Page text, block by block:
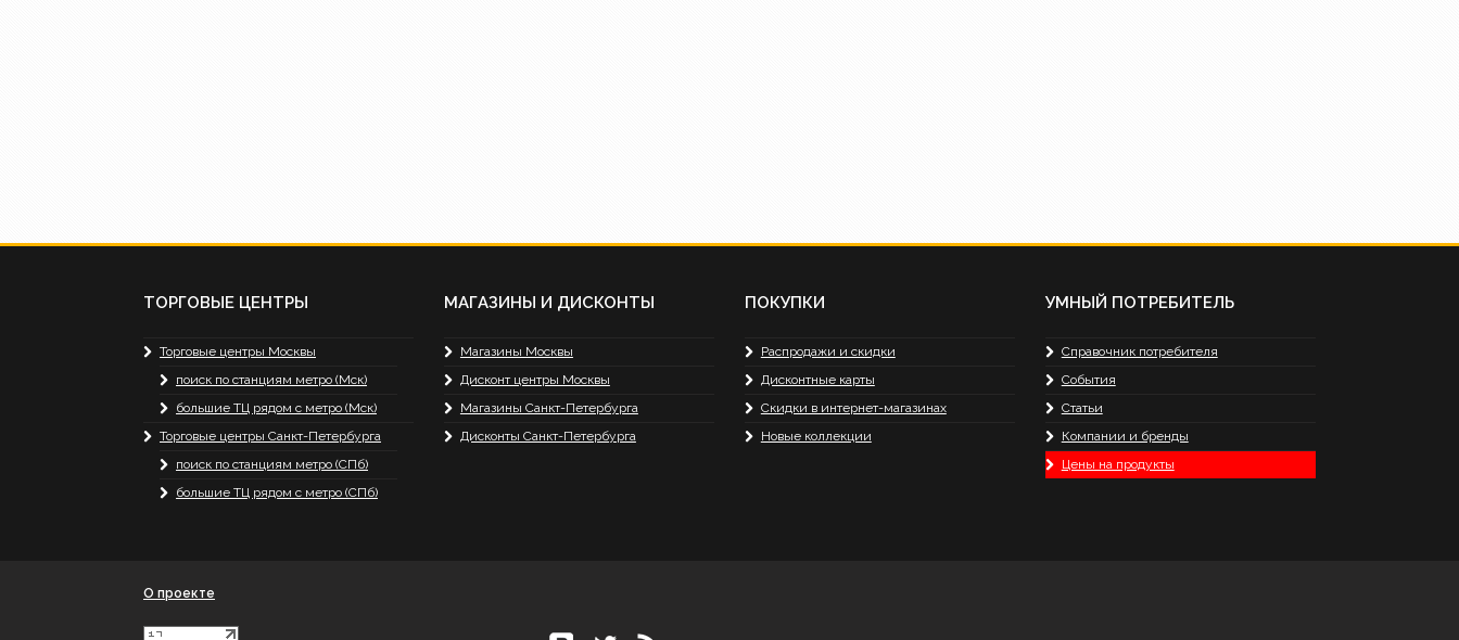
ТОРГОВЫЕ ЦЕНТРЫ
Торговые центры Москвы
поиск по станциям метро (Мск)
большие ТЦ рядом с метро (Мск)
Торговые центры Санкт-Петербурга
поиск по станциям метро (СПб)
большие ТЦ рядом с метро (СПб)
МАГАЗИНЫ И ДИСКОНТЫ
Магазины Москвы
Дисконт центры Москвы
Магазины Санкт-Петербурга
Дисконты Санкт-Петербурга
ПОКУПКИ
Распродажи и скидки
Дисконтные карты
Скидки в интернет-магазинах
Новые коллекции
УМНЫЙ ПОТРЕБИТЕЛЬ
Справочник потребителя
События
Статьи
Компании и бренды
Цены на продукты
О проекте